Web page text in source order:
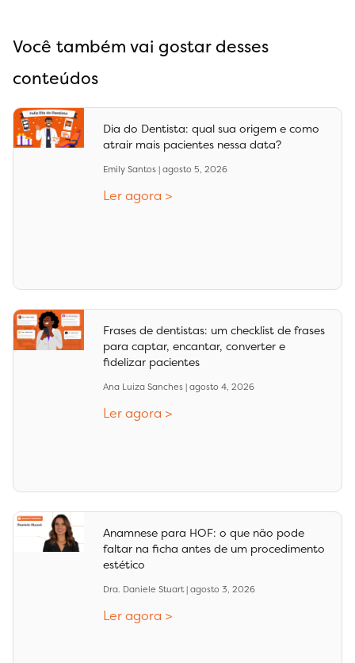
Você também vai gostar desses
conteúdos
Dia do Dentista: qual sua origem e como
atrair mais pacientes nessa data?
Emily Santos agosto 5, 2026
Ler agora >
Frases de dentistas: um checklist de frases
para captar, encantar, converter e
fidelizar pacientes
Ana Luiza Sanches agosto 4, 2026
Ler agora >
Anamnese para HOF: o que não pode
faltar na ficha antes de um procedimento
estético
Dra. Daniele Stuart agosto 3, 2026
Ler agora >